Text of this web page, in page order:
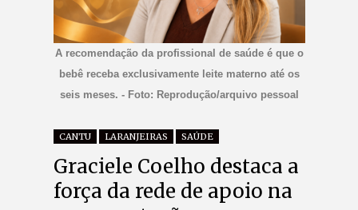
A recomendação da profissional de saúde é que o
bebê receba exclusivamente leite materno até os
seis meses. - Foto: Reprodução/arquivo pessoal
CANTU LARANJEIRAS SAÚDE
Graciele Coelho destaca a
força da rede de apoio na